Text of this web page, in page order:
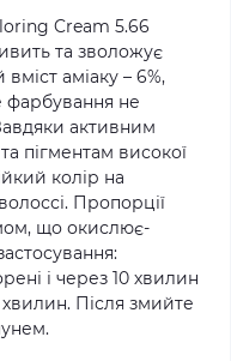
Cream 5.66
та зволожує
аміаку – 6%,
фарбування не
активним
пігментам високої
колір на
Пропорції
що окислює-
і через 10 хвилин
Після змийте